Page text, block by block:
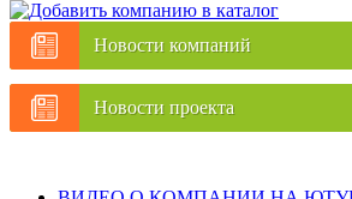
Новости компаний
Новости проекта